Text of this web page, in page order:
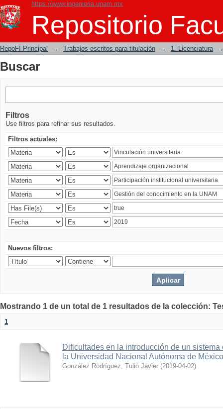
https://www.ingenieria.unam.mx
Repositorio
Buscar
RepoFI Principal → Trabajos escritos para titulación → 1. Licenciatura
Buscar
Filtros
Use filtros para refinar sus resultados.
Filtros actuales:
Nuevos filtros:
Mostrando 1 de un total de 1 resultados de la colección:
1
Dificultades en la introducción de un
la Universidad Nacional Autónoma de
González Rodríguez, Tulio Javier (2019-04-02)